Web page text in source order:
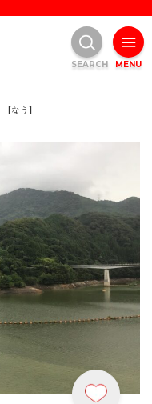
なう】
MENU
SEARCH